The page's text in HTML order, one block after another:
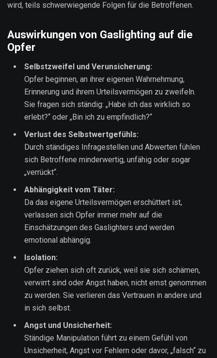
wird, teils schwerwiegende Folgen für die Betroffenen.
Auswirkungen von Gaslighting auf die
Opfer
Selbstzweifel und Verunsicherung:
Opfer beginnen, an ihrer eigenen Wahrnehmung,
Erinnerung und ihrem Urteilsvermögen zu zweifeln.
Sie fragen sich ständig: „Habe ich das wirklich so
erlebt?“ oder „Bin ich zu empfindlich?“
Verlust des Selbstwertgefühls:
Durch ständiges Infragestellen und Abwerten fühlen
sich Betroffene minderwertig, unfähig oder sogar
„verrückt“.
Abhängigkeit vom Täter:
Da das eigene Urteilsvermögen erschüttert ist,
verlassen sich Opfer immer mehr auf die
Einschätzungen des Gaslighters und werden
emotional abhängig.
Isolation:
Opfer ziehen sich oft zurück, weil sie sich schämen,
verwirrt sind oder Angst haben, nicht ernst genommen
zu werden. Sie verlieren das Vertrauen in andere und
in sich selbst.
Angst und Unsicherheit:
Ständige Manipulation führt zu einem Gefühl von
Unsicherheit, Angst vor Fehlern oder davor, „falsch“ zu